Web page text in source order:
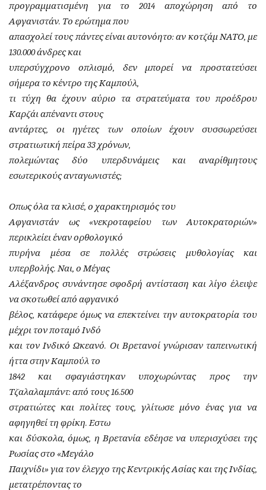
προγραμματισμένη για το 2014 αποχώρηση από το
Αφγανιστάν. Το ερώτημα που
απασχολεί τους πάντες είναι αυτονόητο: αν κοτζάμ ΝΑΤΟ, με
130.000 άνδρες και
υπερσύγχρονο οπλισμό, δεν μπορεί να προστατεύσει
σήμερα το κέντρο της Καμπούλ,
τι τύχη θα έχουν αύριο τα στρατεύματα του προέδρου
Καρζάι απέναντι στους
αντάρτες, οι ηγέτες των οποίων έχουν συσσωρεύσει
στρατιωτική πείρα 33 χρόνων,
πολεμώντας δύο υπερδυνάμεις και αναρίθμητους
εσωτερικούς ανταγωνιστές;
Οπως όλα τα κλισέ, ο χαρακτηρισμός του
Αφγανιστάν ως «νεκροταφείου των Αυτοκρατοριών»
περικλείει έναν ορθολογικό
πυρήνα μέσα σε πολλές στρώσεις μυθολογίας και
υπερβολής. Ναι, ο Μέγας
Αλέξανδρος συνάντησε σφοδρή αντίσταση και λίγο έλειψε
να σκοτωθεί από αφγανικό
βέλος, κατάφερε όμως να επεκτείνει την αυτοκρατορία του
μέχρι τον ποταμό Ινδό
και τον Ινδικό Ωκεανό. Οι Βρετανοί γνώρισαν ταπεινωτική
ήττα στην Καμπούλ το
1842 και σφαγιάστηκαν υποχωρώντας προς την
Τζαλαλαμπάντ: από τους 16.500
στρατιώτες και πολίτες τους, γλίτωσε μόνο ένας για να
αφηγηθεί τη φρίκη. Εστω
και δύσκολα, όμως, η Βρετανία εδέησε να υπερισχύσει της
Ρωσίας στο «Μεγάλο
Παιχνίδι» για τον έλεγχο της Κεντρικής Ασίας και της Ινδίας,
μετατρέποντας το